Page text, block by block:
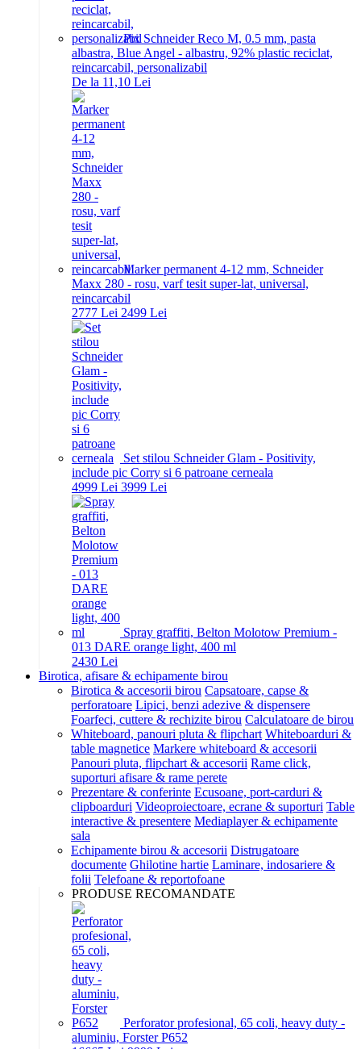
Pix Schneider Reco M, 0.5 mm, pasta
albastra, Blue Angel - albastru, 92% plastic reciclat,
reincarcabil, personalizabil
De la 11,10 Lei
Marker permanent 4-12 mm, Schneider
Maxx 280 - rosu, varf tesit super-lat, universal,
reincarcabil
2777 Lei 2499 Lei
Set stilou Schneider Glam - Positivity,
include pic Corry si 6 patroane cerneala
4999 Lei 3999 Lei
Spray graffiti, Belton Molotow Premium -
013 DARE orange light, 400 ml
2430 Lei
Birotica, afisare & echipamente birou
Birotica & accesorii birou Capsatoare, capse &
perforatoare Lipici, benzi adezive & dispensere
Foarfeci, cuttere & rechizite birou Calculatoare de birou
Whiteboard, panouri pluta & flipchart Whiteboarduri &
table magnetice Markere whiteboard & accesorii
Panouri pluta, flipchart & accesorii Rame click,
suporturi afisare & rame perete
Prezentare & conferinte Ecusoane, port-carduri &
clipboarduri Videoproiectoare, ecrane & suporturi Table
interactive & presentere Mediaplayer & echipamente
sala
Echipamente birou & accesorii Distrugatoare
documente Ghilotine hartie Laminare, indosariere &
folii Telefoane & reportofoane
PRODUSE RECOMANDATE
Perforator profesional, 65 coli, heavy duty -
aluminiu, Forster P652